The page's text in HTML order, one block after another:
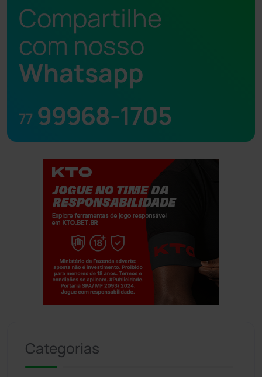
Compartilhe
com nosso
Whatsapp
77 99968-1705
Categorias